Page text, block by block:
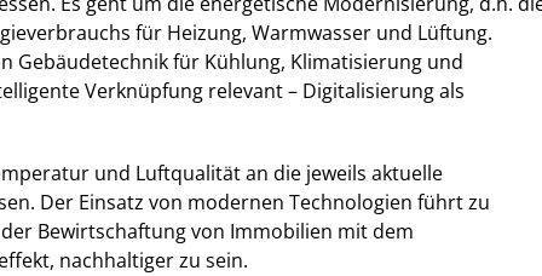
für Heizung, Warmwasser und Lüftung.
Gebäudetechnik für Kühlung, Klimatisierung und
Verknüpfung relevant – Digitalisierung als
und Luftqualität an die jeweils aktuelle
Der Einsatz von modernen Technologien führt zu
Bewirtschaftung von Immobilien mit dem
nachhaltiger zu sein.